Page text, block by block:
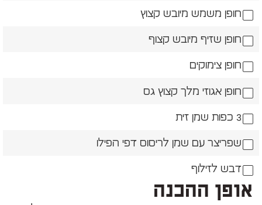
חופן משמש מיובש קצוץ
חופן שזיף מיובש קצוף
חופן צימוקים
חופן אגוזי מלך קצוץ גס
3 כפות שמן זית
שפריצר עם שמן לריסוס דפי הפילו
דבש לזילוף
אופן ההכנה